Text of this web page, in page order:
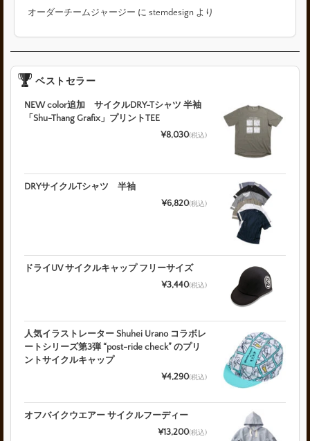
オーダーチームジャージー にstemdesign より
ベストセラー
NEW color追加 サイクルDRY-Tシャツ 半袖
「Shu-Thang Grafix」プリントTEE
¥8,030(税込)
DRYサイクルTシャツ 半袖
¥6,820(税込)
ドライUV サイクルキャップ フリーサイズ
¥3,440(税込)
人気イラストレーター Shuhei Urano コラボレ
ートシリーズ第3弾 “post-ride check” のプリ
ントサイクルキャップ
¥4,290(税込)
オフバイクウエアー サイクルフーディー
¥13,200(税込)